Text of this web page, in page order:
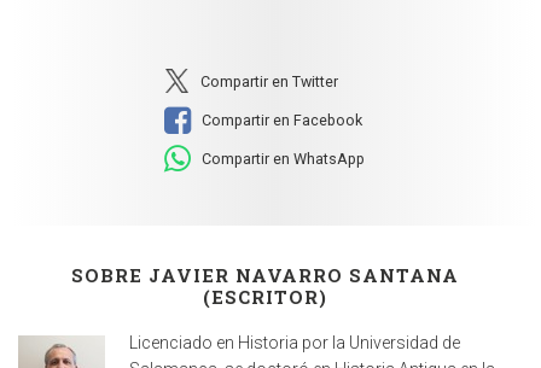
Compartir en Twitter
Compartir en Facebook
Compartir en WhatsApp
SOBRE JAVIER NAVARRO SANTANA
(ESCRITOR)
Licenciado en Historia por la Universidad de